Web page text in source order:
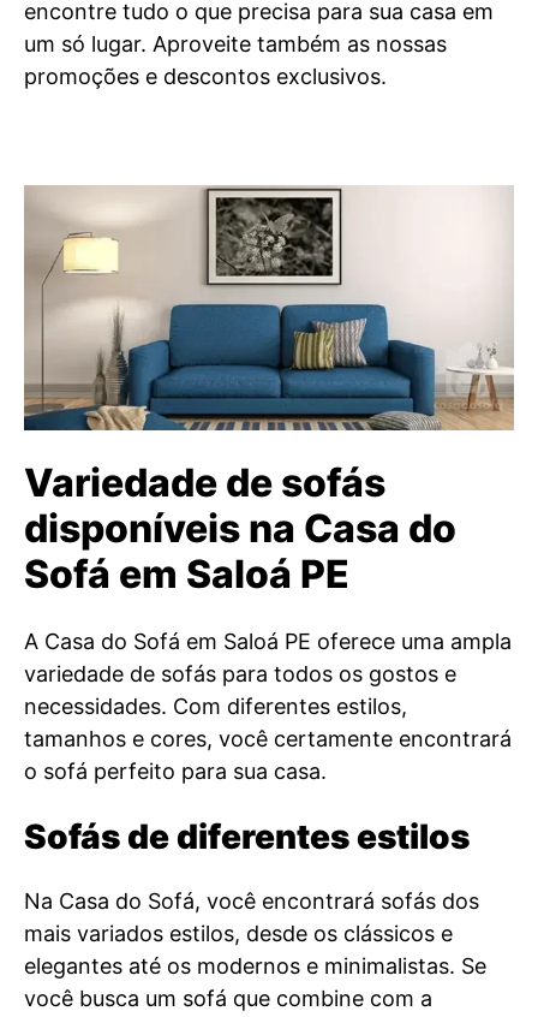
encontre tudo o que precisa para sua casa em
um só lugar. Aproveite também as nossas
promoções e descontos exclusivos.
Variedade de sofás
disponíveis na Casa do
Sofá em Saloá PE
A Casa do Sofá em Saloá PE oferece uma ampla
variedade de sofás para todos os gostos e
necessidades. Com diferentes estilos,
tamanhos e cores, você certamente encontrará
o sofá perfeito para sua casa.
Sofás de diferentes estilos
Na Casa do Sofá, você encontrará sofás dos
mais variados estilos, desde os clássicos e
elegantes até os modernos e minimalistas. Se
você busca um sofá que combine com a